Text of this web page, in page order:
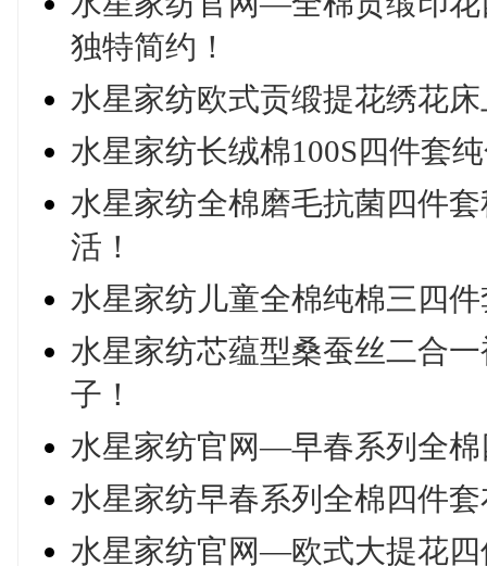
独特简约！
水星家纺欧式贡缎提花绣花
水星家纺长绒棉100S四件套
水星家纺全棉磨毛抗菌四件
活！
水星家纺儿童全棉纯棉三四
水星家纺芯蕴型桑蚕丝二合
子！
水星家纺官网—早春系列全
水星家纺早春系列全棉四件
水星家纺官网—欧式大提花